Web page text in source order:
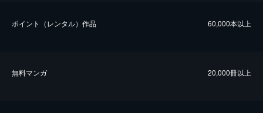
ポイント（レンタル）作品 60,000本以上
無料マンガ 20,000冊以上